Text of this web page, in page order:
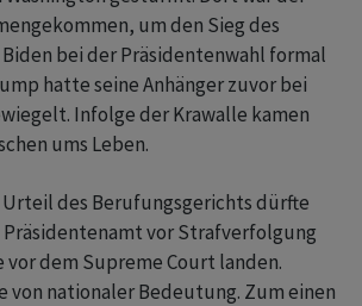
um den Sieg des
bei der Präsidentenwahl formal
hatte seine Anhänger zuvor bei
Infolge der Krawalle kamen
ums Leben.
Urteil des Berufungsgerichts dürfte
Präsidentenamt vor Strafverfolgung
vor dem Supreme Court landen.
von nationaler Bedeutung. Zum einen